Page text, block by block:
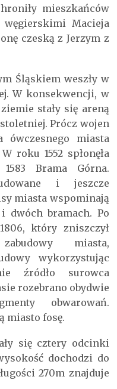
mieszkańców
Macieja
czeską z Jerzym z
Śląskiem weszły w
W konsekwencji, w
stały się areną
Prócz wojen
ówczesnego miasta
roku 1552 spłonęła
Brama Górna.
i jeszcze
miasta wspominają
dwóch bramach. Po
który zniszczył
miasta,
wykorzystując
źródło surowca
rozebrano obydwie
obwarowań.
miasto fosę.
się cztery odcinki
dochodzi do
270m znajduje